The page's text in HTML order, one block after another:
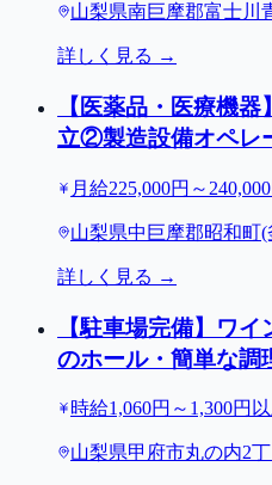
山梨県南巨摩郡富士川
詳しく見る →
【医薬品・医療機
立②製造設備オペレ
月給225,000円～
山梨県中巨摩郡昭和町
詳しく見る →
【駐車場完備】ワ
のホール・簡単な調
時給1,060円～1,300円
山梨県甲府市丸の内2丁